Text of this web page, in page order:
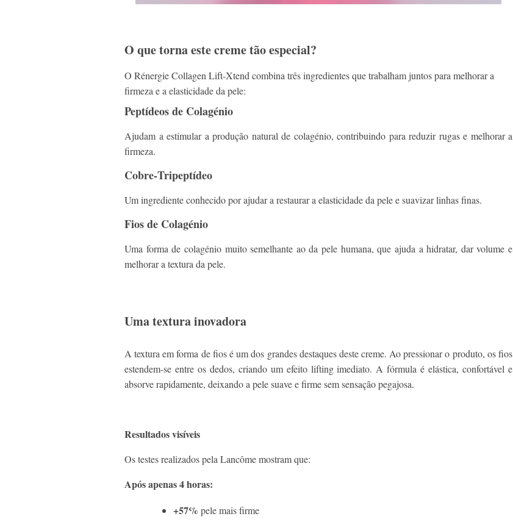
O que torna este creme tão especial?
O Rénergie Collagen Lift-Xtend combina três ingredientes que trabalham juntos para melhorar a
firmeza e a elasticidade da pele:
Peptídeos de Colagénio
Ajudam a estimular a produção natural de colagénio, contribuindo para reduzir rugas e melhorar a
firmeza.
Cobre‑Tripeptídeo
Um ingrediente conhecido por ajudar a restaurar a elasticidade da pele e suavizar linhas finas.
Fios de Colagénio
Uma forma de colagénio muito semelhante ao da pele humana, que ajuda a hidratar, dar volume e
melhorar a textura da pele.
Uma textura inovadora
A textura em forma de fios é um dos grandes destaques deste creme. Ao pressionar o produto, os fios
estendem‑se entre os dedos, criando um efeito lifting imediato. A fórmula é elástica, confortável e
absorve rapidamente, deixando a pele suave e firme sem sensação pegajosa.
Resultados visíveis
Os testes realizados pela Lancôme mostram que:
Após apenas 4 horas:
+57% pele mais firme